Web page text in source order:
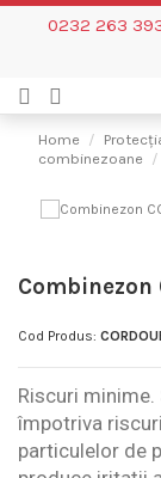
0232 263
Home
combinezoane
Combinezon
Cod Produs:
Riscuri
împotriva
particulelor de